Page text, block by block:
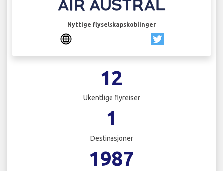
Nyttige flyselskapskoblinger
12
Ukentlige flyreiser
1
Destinasjoner
1987